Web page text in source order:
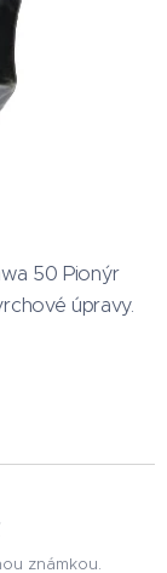
50 Pionýr
úpravy.
známkou.